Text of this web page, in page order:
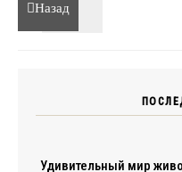
Назад
Удивительный мир